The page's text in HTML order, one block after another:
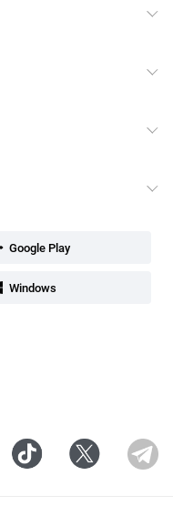
Google Play
Windows